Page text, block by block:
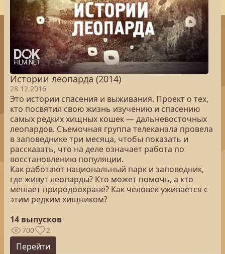
Истории леопарда (2014)
28.12.2016
Это истории спасения и выживания. Проект о тех,
кто посвятил свою жизнь изучению и спасению
самых редких хищных кошек — дальневосточных
леопардов. Съемочная группа телеканала провела
в заповеднике три месяца, чтобы показать и
рассказать, что на деле означает работа по
восстановлению популяции.
Как работают национальный парк и заповедник,
где живут леопарды? Кто может помочь, а кто
мешает природоохране? Как человек уживается с
этим редким хищником?
14 выпусков
700 2
Перейти